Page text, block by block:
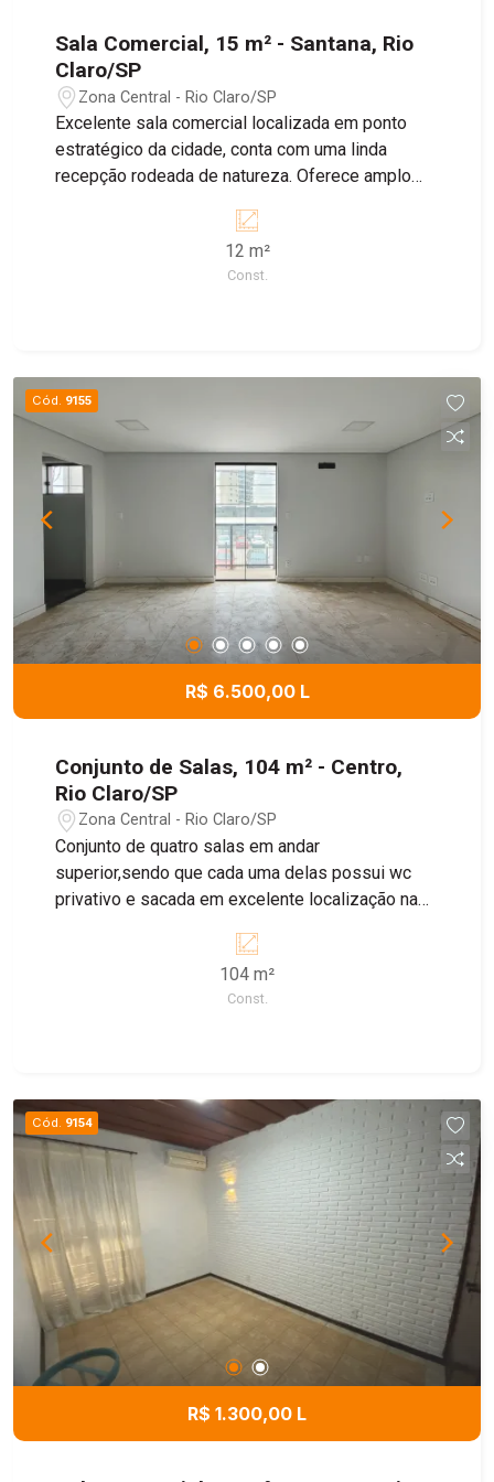
Sala Comercial, 15 m² - Santana, Rio
Claro/SP
Zona Central - Rio Claro/SP
Excelente sala comercial localizada em ponto
estratégico da cidade, conta com uma linda
recepção rodeada de natureza. Oferece amplo
embutido, armários e fica logo atrás da recepção.
Valor de locação ainda inclui: Luz, água, jardineiro,
zeladora, faxineira e internet! Agende agora sua
12 m²
Const.
Cód. 9155
R$ 6.500,00 L
Conjunto de Salas, 104 m² - Centro,
Rio Claro/SP
Zona Central - Rio Claro/SP
Conjunto de quatro salas em andar
superior,sendo que cada uma delas possui wc
privativo e sacada em excelente localização na
104 m²
Const.
Cód. 9154
R$ 1.300,00 L